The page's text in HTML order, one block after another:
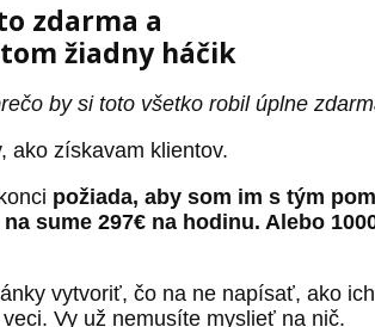
zdarma a
žiadny háčik
by si toto všetko robil úplne
ako získavam klientov.
požiada, aby som im s tým
sume 297€ na hodinu. Alebo
vytvoriť, čo na ne napísať, ako
Vy už nemusíte myslieť na nič.